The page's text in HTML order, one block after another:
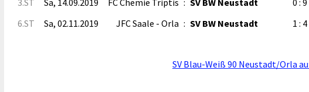
3.ST
Sa, 14.09.2019 FC Chemie Triptis : SV BW Neustadt
0 : 9
6.ST
Sa, 02.11.2019 JFC Saale - Orla : SV BW Neustadt 1 : 4
SV Blau-Weiß 90 Neustadt/Orla